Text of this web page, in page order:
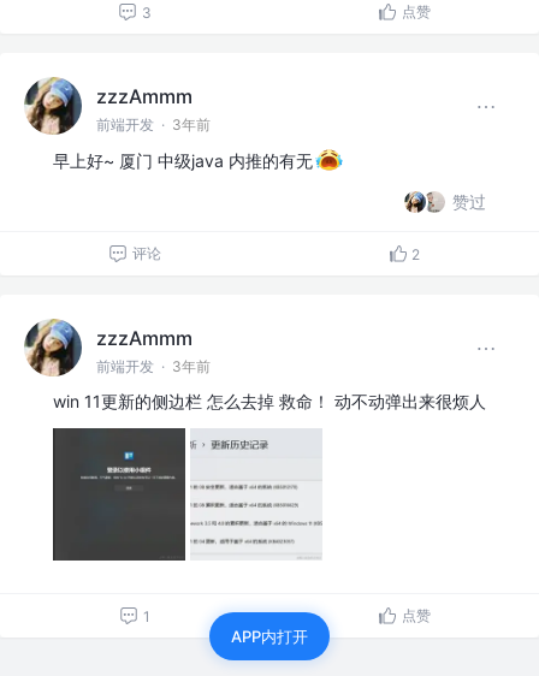
3 点赞
zzzAmmm
前端开发 · 3年前
早上好~ 厦门 中级java 内推的有无
赞过
评论 2
zzzAmmm
前端开发 · 3年前
win 11更新的侧边栏 怎么去掉 救命！ 动不动弹出来很烦人
1 点赞
APP内打开